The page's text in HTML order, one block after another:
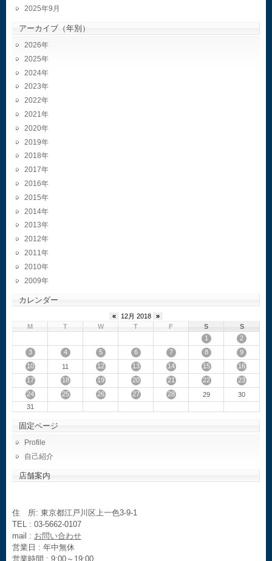
2025年9月
アーカイブ（年別）
2026
2025
2024
2023
2022
2021
2020
2019
2018
2017
2016
2015
2014
2013
2012
2011
2010
2009
カレンダー
« 12月 2018
»
M
T W T F S
S
1
2
3
4 5 6 7 8
9
10
11 12 13 14 15
16
17
18 19 20 21 22
23
24
25 26 27 28 29
30
31
固定ページ
Profile
自己紹介
店舗案内
住 所: 東京都江戸川区上一色3-9-1
TEL : 03-5662-0107
mail : お問い合わせ
営業日 : 年中無休
営業時間 : 9:00～19:00